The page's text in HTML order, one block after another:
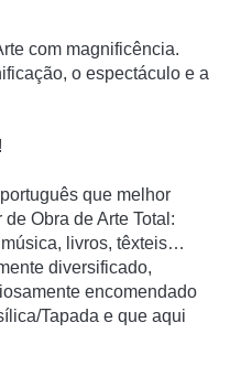
com magnificência.
o espectáculo e a
que melhor
Obra de Arte Total:
livros, têxteis…
diversificado,
encomendado
Tapada e que aqui